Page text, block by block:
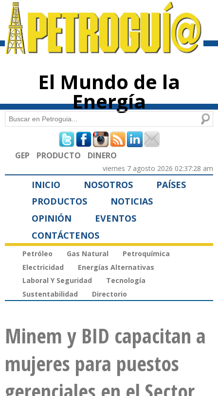
contenido
El Mundo de la
Energía
Formulario de búsqueda
Buscar
GEP PRODUCTO DINERO
viernes 7 agosto 2026 02:37:28 am
INICIO NOSOTROS
PAÍSES
PRODUCTOS
NOTICIAS
OPINIÓN
EVENTOS
CONTÁCTENOS
Petróleo Gas Natural
Petroquímica
Electricidad
Energías Alternativas
Laboral Y Seguridad
Tecnología
Sustentabilidad
Directorio
Minem y BID capacitan a
mujeres para puestos